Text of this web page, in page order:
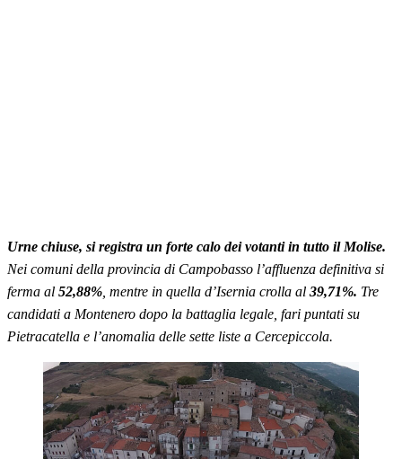
Urne chiuse, si registra un forte calo dei votanti in tutto il Molise.
Nei comuni della provincia di Campobasso l’affluenza definitiva si
ferma al 52,88% , mentre in quella d’Isernia crolla al 39,71%. Tre
candidati a Montenero dopo la battaglia legale, fari puntati su
Pietracatella e l’anomalia delle sette liste a Cercepiccola.